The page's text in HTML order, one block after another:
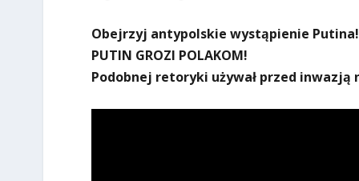
Obejrzyj antypolskie wystąpienie Putina!
PUTIN GROZI POLAKOM!
Podobnej retoryki używał przed inwazją